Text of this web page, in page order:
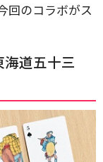
回のコラボがス
道五十三